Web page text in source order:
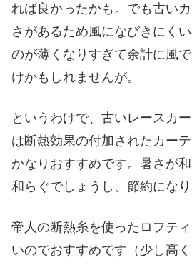
れば良かったかも。でも古い
さがあるため風になびきにく
のが薄くなりすぎて余計に風
けかもしれませんが。
というわけで、古いレースカ
は断熱効果の付加されたカー
かなりおすすめです。暑さが
和らぐでしょうし、節約になり
帝人の断熱糸を使ったロフテ
いのでおすすめです（少し高